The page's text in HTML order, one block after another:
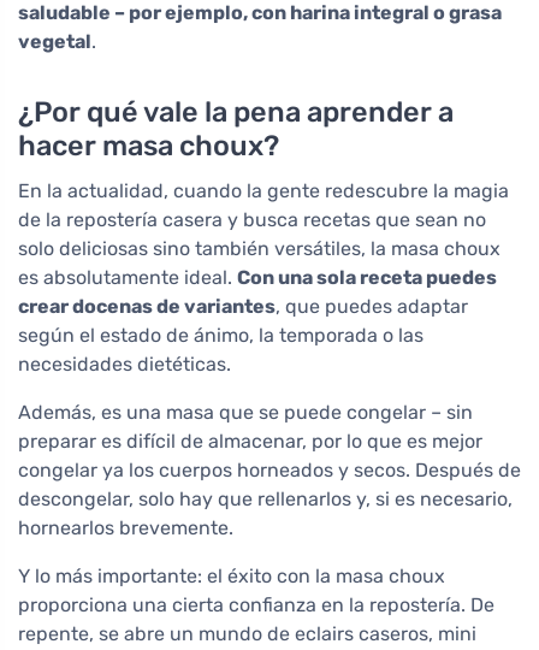
saludable – por ejemplo, con harina integral o grasa
vegetal.
¿Por qué vale la pena aprender a
hacer masa choux?
En la actualidad, cuando la gente redescubre la magia
de la repostería casera y busca recetas que sean no
solo deliciosas sino también versátiles, la masa choux
es absolutamente ideal. Con una sola receta puedes
crear docenas de variantes, que puedes adaptar
según el estado de ánimo, la temporada o las
necesidades dietéticas.
Además, es una masa que se puede congelar – sin
preparar es difícil de almacenar, por lo que es mejor
congelar ya los cuerpos horneados y secos. Después de
descongelar, solo hay que rellenarlos y, si es necesario,
hornearlos brevemente.
Y lo más importante: el éxito con la masa choux
proporciona una cierta confianza en la repostería. De
repente, se abre un mundo de eclairs caseros, mini